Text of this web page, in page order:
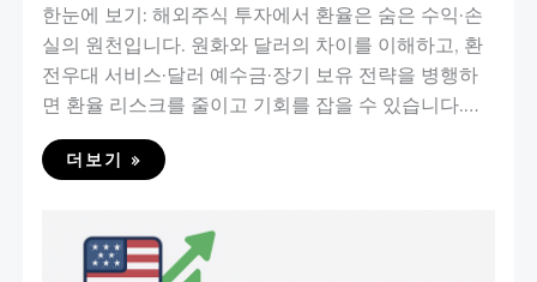
한눈에 보기: 해외주식 투자에서 환율은 숨은 수익·손
실의 원천입니다. 원화와 달러의 차이를 이해하고, 환
전우대 서비스·달러 예수금·장기 보유 전략을 병행하
면 환율 리스크를 줄이고 기회를 잡을 수 있습니다.…
더보기 »